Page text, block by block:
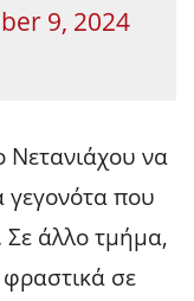
9, 2024
Νετανιάχου να
γεγονότα που
Σε άλλο τμήμα,
φραστικά σε